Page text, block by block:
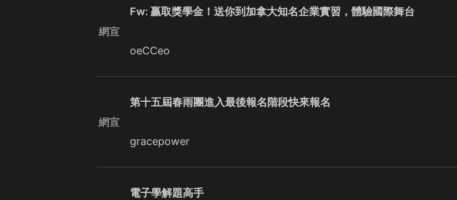
網宣
Fw: 贏取獎學金！送你到加拿大知名企業實習，體驗國際舞台
oeCCeo
網宣
第十五屆春雨團進入最後報名階段快來報名
gracepower
電子學解題高手